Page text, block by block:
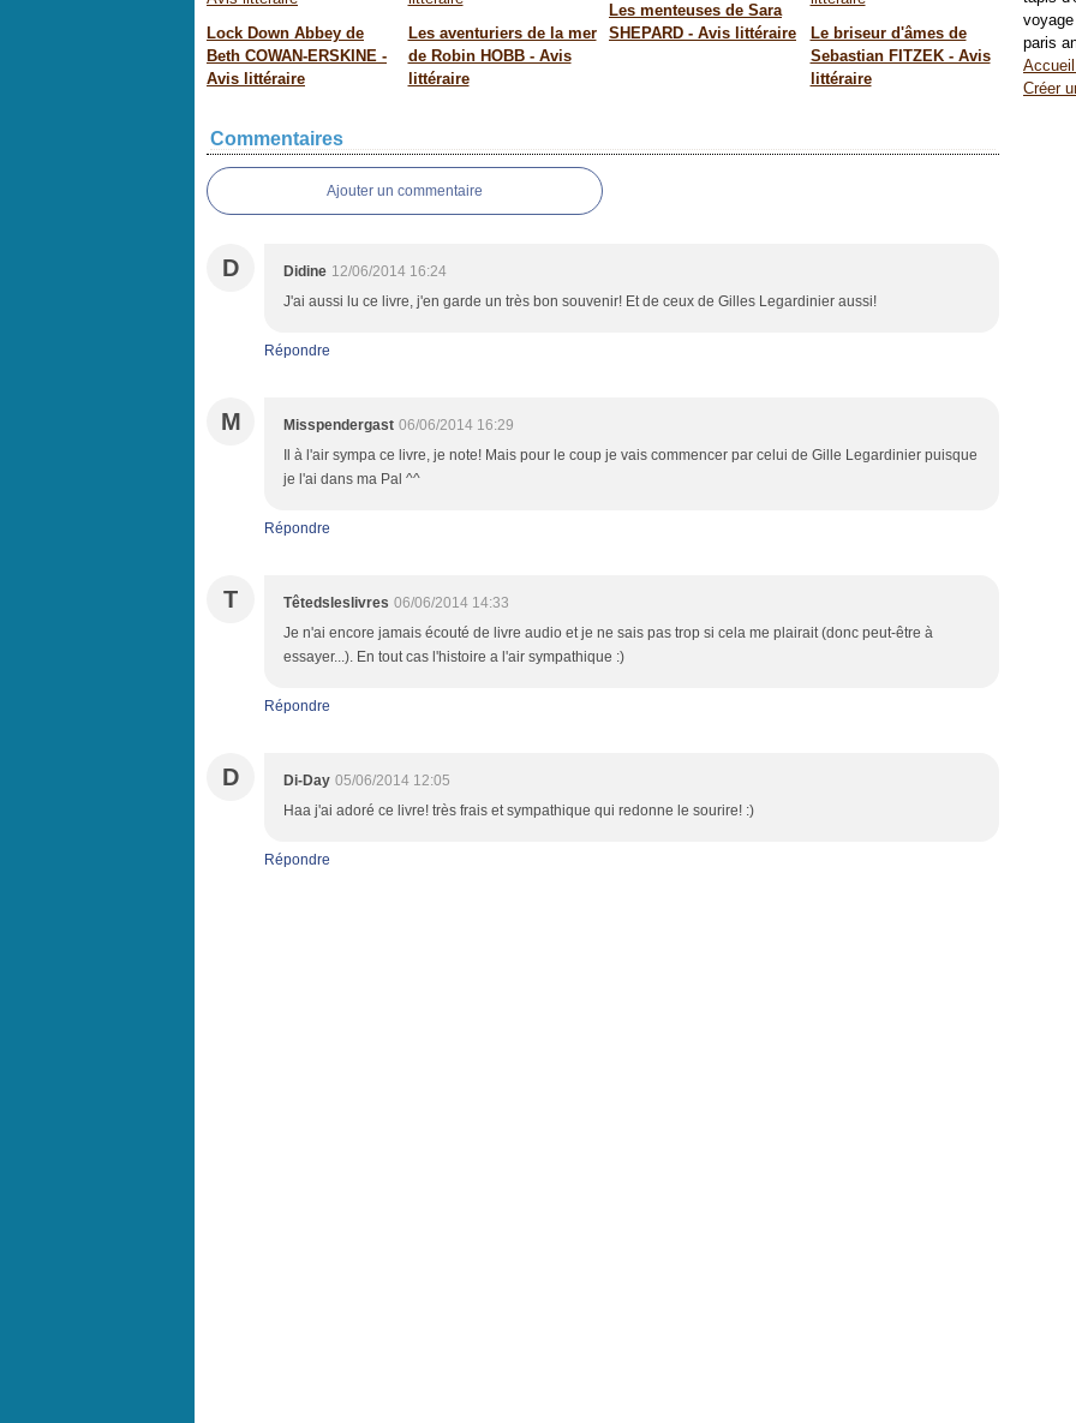
Lock Down Abbey de
Beth COWAN-ERSKINE -
Avis littéraire
Les aventuriers de la mer
de Robin HOBB - Avis
littéraire
Les menteuses de Sara
SHEPARD - Avis littéraire
Le briseur d'âmes de
Sebastian FITZEK - Avis
littéraire
Commentaires
Ajouter un commentaire
D Didine 12/06/2014 16:24
J'ai aussi lu ce livre, j'en garde un très bon souvenir! Et de ceux de Gilles Legardinier aussi!
Répondre
M Misspendergast 06/06/2014 16:29
Il à l'air sympa ce livre, je note! Mais pour le coup je vais commencer par celui de Gille Legardinier puisque
je l'ai dans ma Pal ^^
Répondre
T Têtedsleslivres 06/06/2014 14:33
Je n'ai encore jamais écouté de livre audio et je ne sais pas trop si cela me plairait (donc peut-être à
essayer...). En tout cas l'histoire a l'air sympathique :)
Répondre
D Di-Day 05/06/2014 12:05
Haa j'ai adoré ce livre! très frais et sympathique qui redonne le sourire! :)
Répondre
paris
Créer